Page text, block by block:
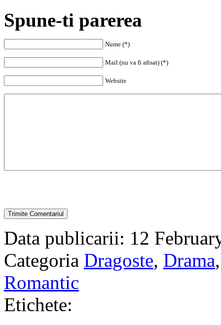
Spune-ti parerea
Nume (*)
Mail (nu va fi afisat) (*)
Website
Data publicarii: 12
Categoria Dragoste, Drama
Romantic
Etichete: